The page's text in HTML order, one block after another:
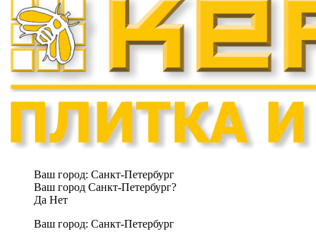
Ваш город: Санкт-Петербург
Ваш город Санкт-Петербург?
Да Нет
Ваш город: Санкт-Петербург